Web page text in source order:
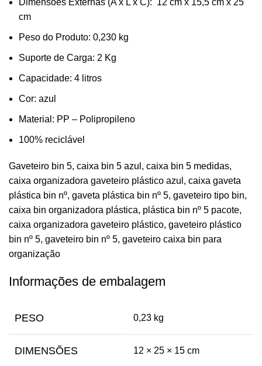
Dimensões Externas (A x L x C): 12 cm x 15,5 cm x 25
cm
Peso do Produto: 0,230 kg
Suporte de Carga: 2 Kg
Capacidade: 4 litros
Cor: azul
Material: PP – Polipropileno
100% reciclável
Gaveteiro bin 5, caixa bin 5 azul, caixa bin 5 medidas,
caixa organizadora gaveteiro plástico azul, caixa gaveta
plástica bin nº, gaveta plástica bin nº 5, gaveteiro tipo bin,
caixa bin organizadora plástica, plástica bin nº 5 pacote,
caixa organizadora gaveteiro plástico, gaveteiro plástico
bin nº 5, gaveteiro bin nº 5, gaveteiro caixa bin para
organização
Informações de embalagem
PESO 0,23 kg
DIMENSÕES 12 × 25 × 15 cm